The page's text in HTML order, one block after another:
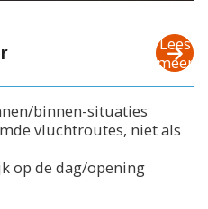
binnen-situaties
vluchtroutes, niet als
op de dag/opening
Lees
meer